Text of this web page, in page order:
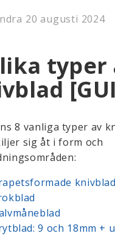
20 augusti 2024
typer
8 vanliga typer av
sig åt i form och
knivblad
9 och 18mm +